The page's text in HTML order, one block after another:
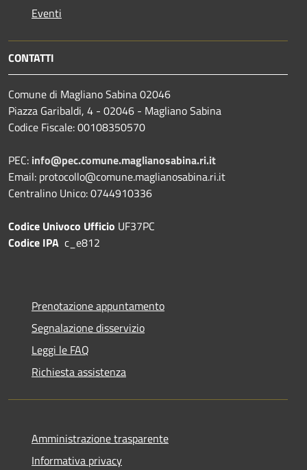
Eventi
CONTATTI
Comune di Magliano Sabina 02046
Piazza Garibaldi, 4 - 02046 - Magliano Sabina
Codice Fiscale: 00108350570
PEC: info@pec.comune.maglianosabina.ri.it
Email: protocollo@comune.maglianosabina.ri.it
Centralino Unico: 0744910336
Codice Univoco Ufficio UF37PC
Codice IPA c_e812
Prenotazione appuntamento
Segnalazione disservizio
Leggi le FAQ
Richiesta assistenza
Amministrazione trasparente
Informativa privacy